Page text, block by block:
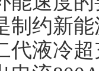
制约新
代液冷